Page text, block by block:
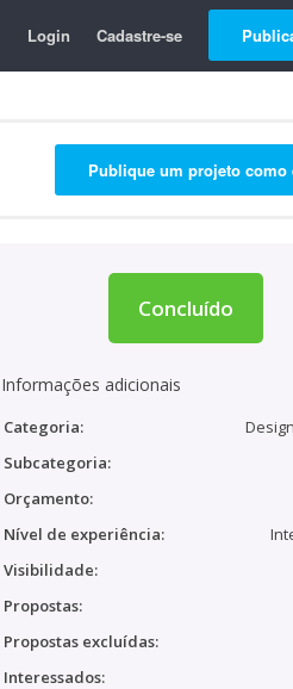
Login Cadastre-se
Publique um projeto como
Concluído
Informações adicionais
Categoria:
Subcategoria:
Orçamento:
Nível de experiência:
Visibilidade:
Propostas:
Propostas excluídas:
Interessados: